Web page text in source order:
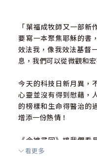
「葉福成牧師又一部新
要寫一本聚焦耶穌的書
效法我，像我效法基督
息，我們可以從微觀和
今天的科技日新月異，
心靈並沒有得到慰藉，
的榜樣和生命得醫治的
增添一份熱情！
《今被尋回》讓我們
一個殘缺的人生得著醫
看更多